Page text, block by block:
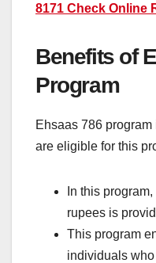
8171 Check Online
Benefits of
Program
Ehsaas 786
are eligible for this
In this
rupees is
This program
individuals